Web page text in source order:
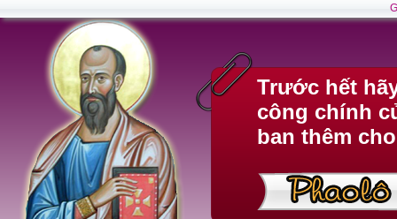
Trước hết
công chính
ban thêm cho